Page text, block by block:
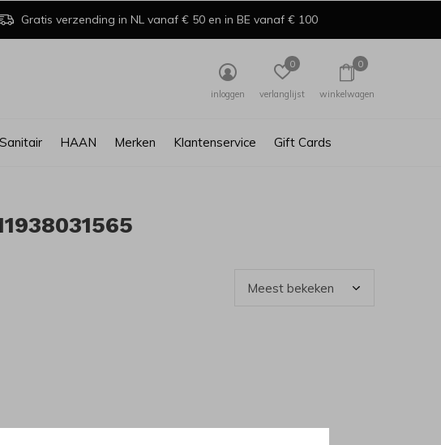
HAAN Merken Klantenservice Gift Cards
inloggen verlanglijst
0
winkelwagen
0
Gratis verzending in NL vanaf € 50 en in BE vanaf € 100